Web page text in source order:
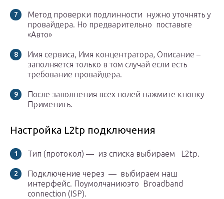
Метод проверки подлинности нужно уточнять у
провайдера. Но предварительно поставьте
«Авто»
Имя сервиса, Имя концентратора, Описание –
заполняется только в том случай если есть
требование провайдера.
После заполнения всех полей нажмите кнопку
Применить.
Настройка L2tp подключения
Тип (протокол) — из списка выбираем L2tp.
Подключение через — выбираем наш
интерфейс. Поумолчаниюэто Broadband
connection (ISP).